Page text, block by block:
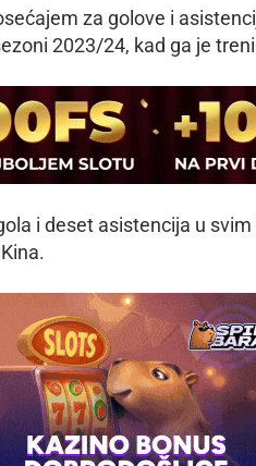
za golove i
2023/24, kad ga je
i deset asistencija u